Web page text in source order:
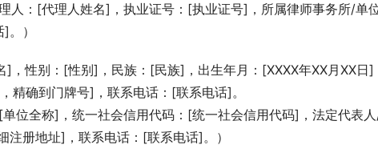
人：[代理人姓名]，执业证号：[执业证号]，所属律师事务所/单
）
]，性别：[性别]，民族：[民族]，出生年月：[XXXX年XX月XX日]
精确到门牌号]，联系电话：[联系电话]。
单位全称]，统一社会信用代码：[统一社会信用代码]，法定代表
册地址]，联系电话：[联系电话]。）